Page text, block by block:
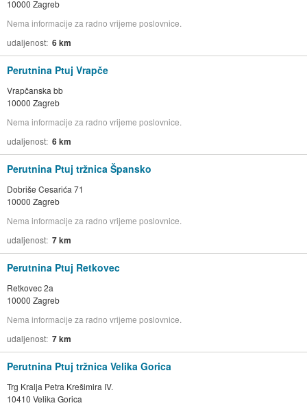
10000 Zagreb
Nema informacije za radno vrijeme poslovnice.
udaljenost 6 km
Perutnina Ptuj Vrapče
Vrapčanska bb
10000 Zagreb
Nema informacije za radno vrijeme poslovnice.
udaljenost 6 km
Perutnina Ptuj tržnica Špansko
Dobriše Cesarića 71
10000 Zagreb
Nema informacije za radno vrijeme poslovnice.
udaljenost 7 km
Perutnina Ptuj Retkovec
Retkovec 2a
10000 Zagreb
Nema informacije za radno vrijeme poslovnice.
udaljenost 7 km
Perutnina Ptuj tržnica Velika Gorica
Trg Kralja Petra Krešimira IV.
10410 Velika Gorica